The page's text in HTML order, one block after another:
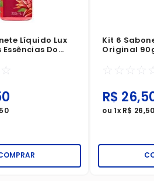
Líquido Lux
Do
☆
Kit 6
Original
☆ ☆ ☆ ☆ ☆
R$ 26,
ou1xR$ 26,50